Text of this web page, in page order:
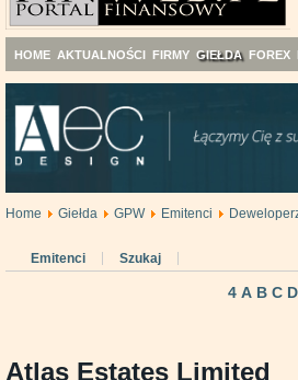
HOME AKTUALNOŚCI FIRMY GIEŁDA FOREX
Home Giełda GPW Emitenci
Emitenci Szukaj
4 A B C D
Atlas Estates Limited